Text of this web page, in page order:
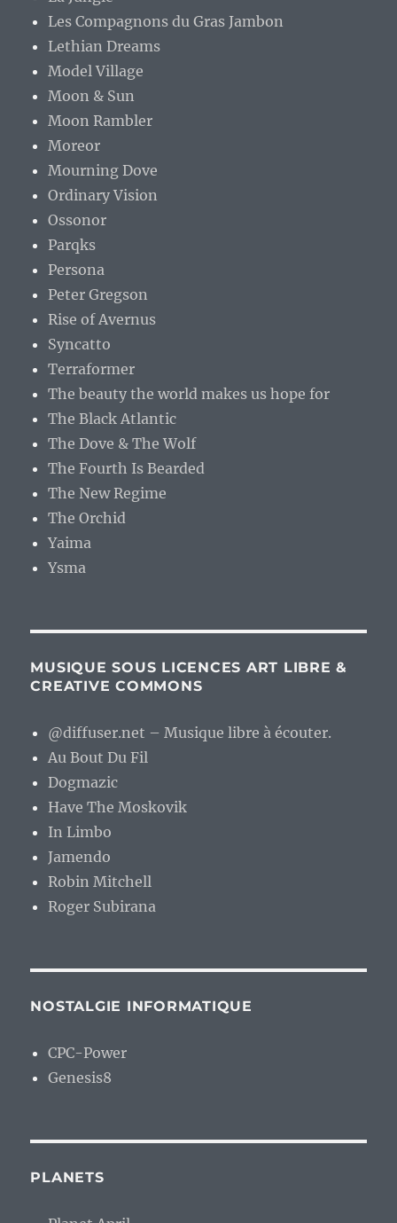
Les Compagnons du Gras Jambon
Lethian Dreams
Model Village
Moon & Sun
Moon Rambler
Moreor
Mourning Dove
Ordinary Vision
Ossonor
Parqks
Persona
Peter Gregson
Rise of Avernus
Syncatto
Terraformer
The beauty the world makes us hope for
The Black Atlantic
The Dove & The Wolf
The Fourth Is Bearded
The New Regime
The Orchid
Yaima
Ysma
MUSIQUE SOUS LICENCES ART LIBRE &
CREATIVE COMMONS
@diffuser.net – Musique libre à écouter.
Au Bout Du Fil
Dogmazic
Have The Moskovik
In Limbo
Jamendo
Robin Mitchell
Roger Subirana
NOSTALGIE INFORMATIQUE
CPC-Power
Genesis8
PLANETS